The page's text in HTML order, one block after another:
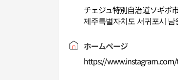
チェジュ特別自治道ソギポ
제주특별자치도 서귀포시 남
ホームページ
https://